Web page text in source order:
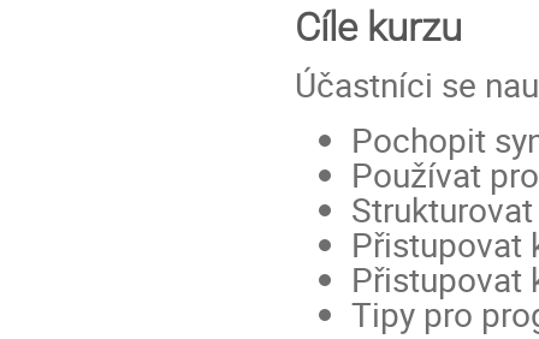
Cíle kurzu
Účastníci se
Pochopit
Používat
Přistupovat
Přistupovat
Tipy pro